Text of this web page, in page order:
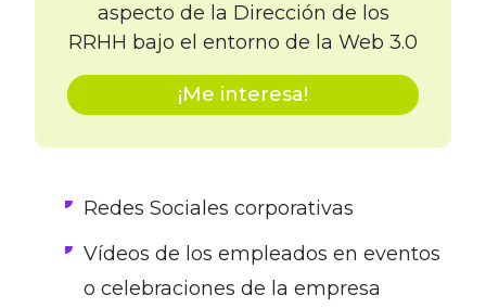
aspecto de la Dirección de los
RRHH bajo el entorno de la Web 3.0
¡Me interesa!
Redes Sociales corporativas
Vídeos de los empleados en eventos
o celebraciones de la empresa